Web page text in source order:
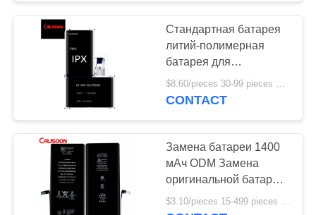
Стандартная батарея
литий-полимерная
батарея для
мобильных телефонов
для iPhone Xs Max
$8.60/pieces 30-99 pieces MOQ:30 штук
CONTACT
Замена батареи 1400
мАч ODM Замена
оригинальной батареи
для iPhone 7
$3.10/pieces 15-499 pieces MOQ:15 частей